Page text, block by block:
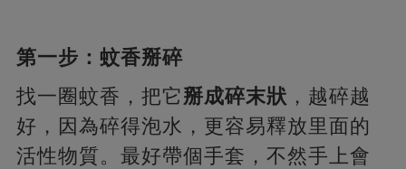
第一步：蚊香掰碎
找一圈蚊香，把它掰成碎末狀 ，越碎越
好，因為碎得泡水，更容易釋放里面的
活性物質。最好帶個手套，不然手上會